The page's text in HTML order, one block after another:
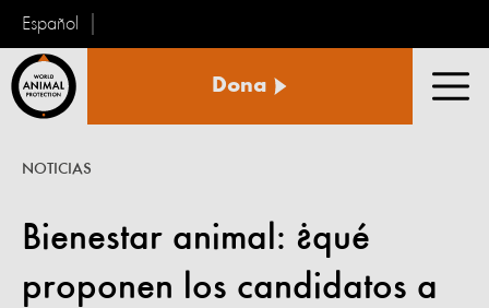
Español
Animal
Dona
Bienestar animal: ¿qué
proponen los candidatos a
NOTICIAS